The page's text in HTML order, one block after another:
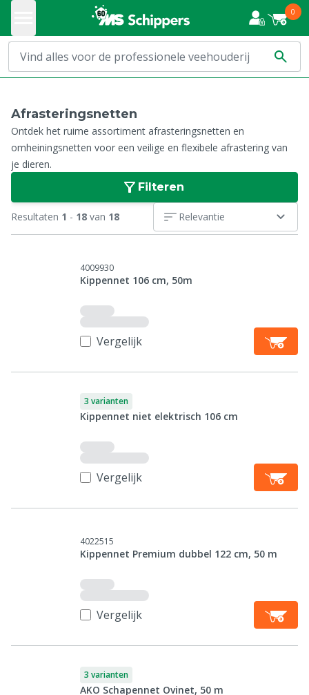
0
Afrasteringsnetten
Ontdek het ruime assortiment afrasteringsnetten en
omheiningsnetten voor een veilige en flexibele afrastering van
je dieren.
Filteren
Resultaten 1 - 18 van 18 Relevantie
4009930
Kippennet 106 cm, 50m
Vergelijk
3 varianten
Kippennet niet elektrisch 106 cm
Vergelijk
4022515
Kippennet Premium dubbel 122 cm, 50 m
Vergelijk
3 varianten
AKO Schapennet Ovinet, 50 m